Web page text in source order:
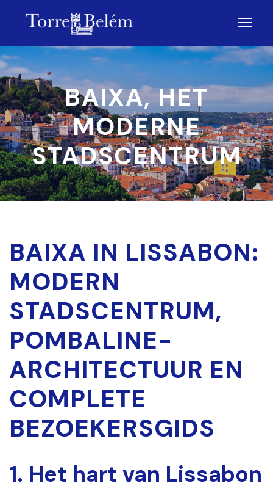
BAIXA, HET
MODERNE
STADSCENTRUM
BAIXA IN LISSABON:
MODERN
STADSCENTRUM,
POMBALINE-
ARCHITECTUUR EN
COMPLETE
BEZOEKERSGIDS
1. Het hart van Lissabon